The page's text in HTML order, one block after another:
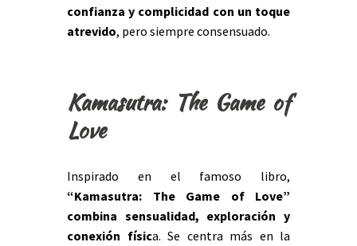
confianza y complicidad con un toque
atrevido, pero siempre consensuado.
Kamasutra: The Game of
Love
Inspirado en el famoso libro,
“Kamasutra: The Game of Love”
combina sensualidad, exploración y
conexión física. Se centra más en la